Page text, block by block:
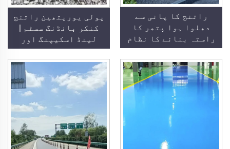
راتنج کا پانی سے
دھلوا ہوا پتھر کا
راستہ بنانے کا نظام
| ہڈی والے کنکر،
کرسٹل پتھر، پتھر کا
کارپیٹ تجارتی اور
رہائشی علاقوں کے لیے
پولی یوریتھین راتنج
کنکر بانڈنگ سسٹم |
لینڈ اسکیپنگ اور
سجاوٹ کے لیے
ہائیڈروکسی پروپائل
پولی یوریتھین